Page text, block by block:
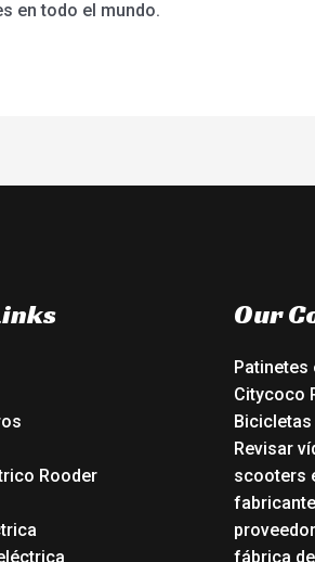
en todo el mundo.
Rooder
Our
Citycoco
Revisar
scooters
fábrica